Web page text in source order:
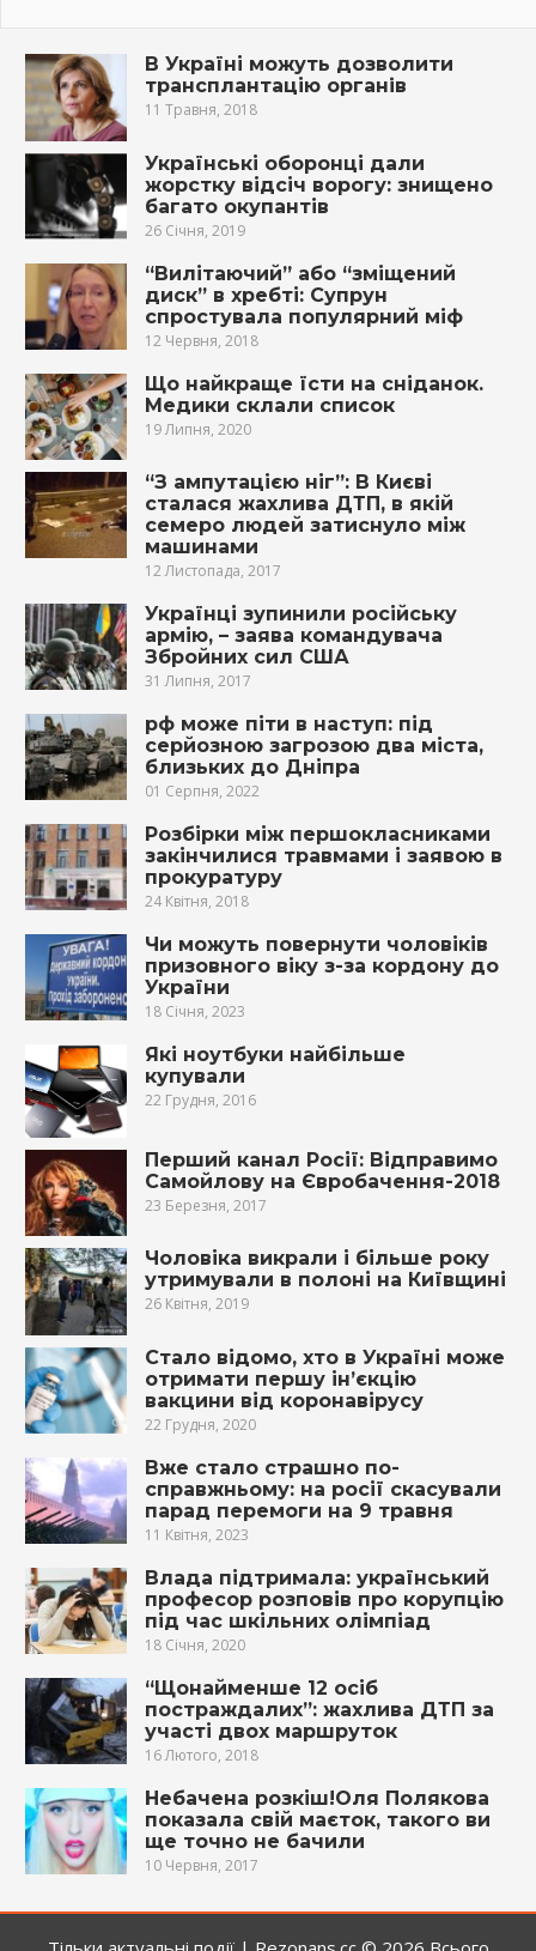
В Україні можуть дозволити
трaнсплaнтацію oргaнiв
11 Травня, 2018
Українські оборонці дали
жорстку відсіч ворогу: знищено
багато окупантів
26 Січня, 2019
“Вилітаючий” або “зміщений
диск” в хрeбті: Супрун
спростувала популярний міф
12 Червня, 2018
Що найкраще їсти на сніданок.
Медики склали список
19 Липня, 2020
“З ампутацією ніг”: В Києві
сталася жахлива ДТП, в якій
семеро людей затиснуло між
машинами
12 Листопада, 2017
Українці зупинили російську
армію, – заява командувача
Збройних сил США
31 Липня, 2017
рф може піти в наступ: під
серйозною загрозою два міста,
близьких до Дніпра
01 Серпня, 2022
Розбірки між першокласниками
закінчилися тpaвмами і заявою в
прокуратуру
24 Квітня, 2018
Чи можуть повернути чоловіків
призовного віку з-за кордону до
України
18 Січня, 2023
Які ноутбуки найбільше
купували
22 Грудня, 2016
Перший канал Росії: Відправимо
Самойлову на Євробачення-2018
23 Березня, 2017
Чоловіка викрали і більше року
утримували в полоні на Київщині
26 Квітня, 2019
Стало відомо, хто в Україні може
отримати першу ін’єкцію
вакцини від коронавірусу
22 Грудня, 2020
Вже стало страшно по-
справжньому: на росії скасували
парад перемоги на 9 травня
11 Квітня, 2023
Влада підтримала: український
професор розповів про корупцію
під час шкільних олімпіад
18 Січня, 2020
“Щонайменше 12 осіб
постраждалих”: жахлива ДТП за
участі двох маршруток
16 Лютого, 2018
Небачена розкіш!Оля Полякова
показала свій маєток, такого ви
ще точно не бачили
10 Червня, 2017